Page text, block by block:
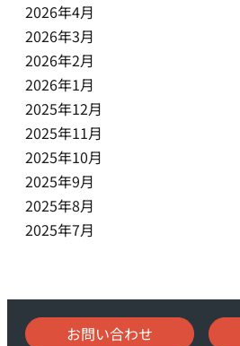
2026年4月
2026年3月
2026年2月
2026年1月
2025年12月
2025年11月
2025年10月
2025年9月
2025年8月
2025年7月
お問い合わせ